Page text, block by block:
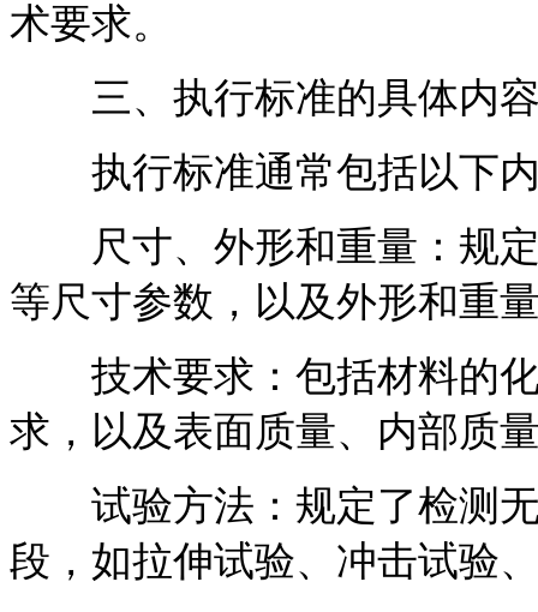
术要求。
三、执行标准的具体内
执行标准通常包括以下
尺寸、外形和重量：规定
等尺寸参数，以及外形和重
技术要求：包括材料的化
求，以及表面质量、内部质
试验方法：规定了检测无
段，如拉伸试验、冲击试验